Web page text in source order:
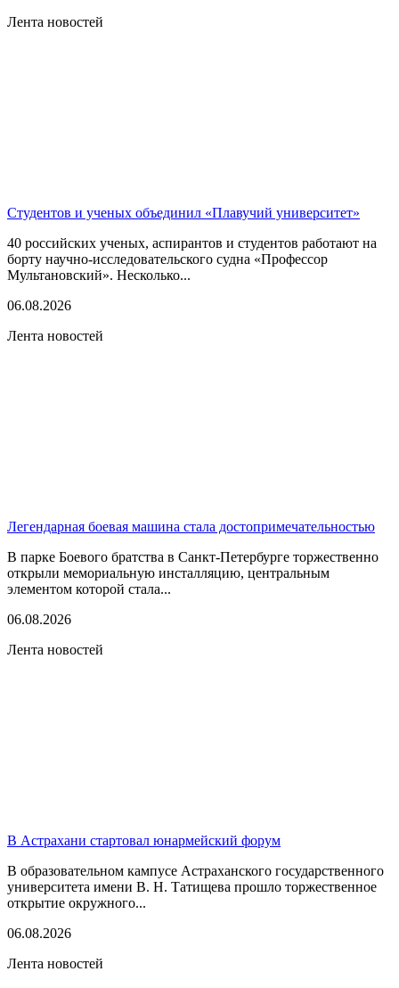
Лента новостей
Студентов и ученых объединил «Плавучий университет»
40 российских ученых, аспирантов и студентов работают на
борту научно-исследовательского судна «Профессор
Мультановский». Несколько...
06.08.2026
Лента новостей
Легендарная боевая машина стала достопримечательностью
В парке Боевого братства в Санкт-Петербурге торжественно
открыли мемориальную инсталляцию, центральным
элементом которой стала...
06.08.2026
Лента новостей
В Астрахани стартовал юнармейский форум
В образовательном кампусе Астраханского государственного
университета имени В. Н. Татищева прошло торжественное
открытие окружного...
06.08.2026
Лента новостей